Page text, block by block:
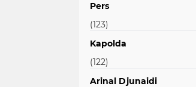
Pers
(123)
Kapolda
(122)
Arinal Djunaidi